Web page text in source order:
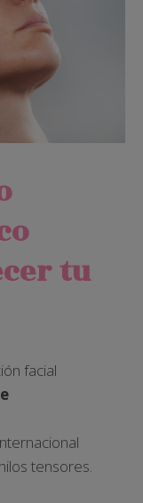
tu
facial
tensores.